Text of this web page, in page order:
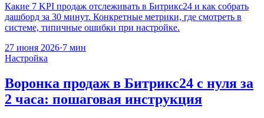
Какие 7 KPI продаж отслеживать в Битрикс24 и как собрать
дашборд за 30 минут. Конкретные метрики, где смотреть в
системе, типичные ошибки при настройке.
27 июня 2026·7 мин
Настройка
Воронка продаж в Битрикс24 с нуля за
2 часа: пошаговая инструкция